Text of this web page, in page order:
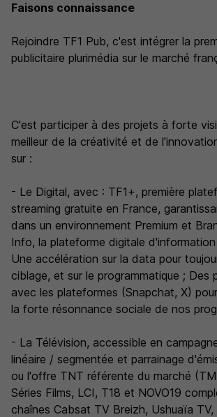
Faisons connaissance
Rejoindre TF1 Pub, c'est intégrer la
publicitaire plurimédia sur le marché
C'est participer à des projets à forte
meilleur de la créativité et de
sur :
- Le Digital, avec : TF1+, première
streaming gratuite en France,
dans un environnement Premium et
Info, la plateforme digitale
Une accélération sur la data pour
ciblage, et sur le programmatique ; Des
avec les plateformes (Snapchat, X)
la forte résonnance sociale de nos
- La Télévision, accessible en
linéaire / segmentée et parrainage
ou l'offre TNT référente du marché
Séries Films, LCI, T18 et NOVO19
chaînes Cabsat TV Breizh, Ushuaïa